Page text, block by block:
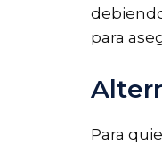
para
Para